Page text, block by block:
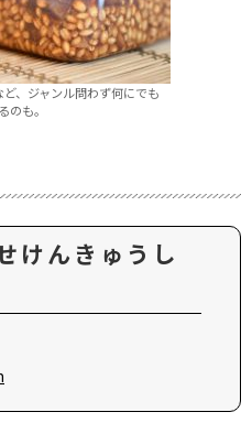
、ジャンル問わず何にでも
のも。
けんきゅうし